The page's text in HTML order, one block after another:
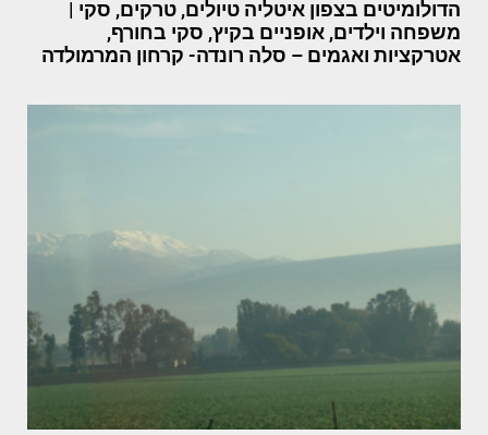
הדולומיטים בצפון איטליה טיולים, טרקים, סקי |
משפחה וילדים, אופניים בקיץ, סקי בחורף,
אטרקציות ואגמים – סלה רונדה- קרחון המרמולדה